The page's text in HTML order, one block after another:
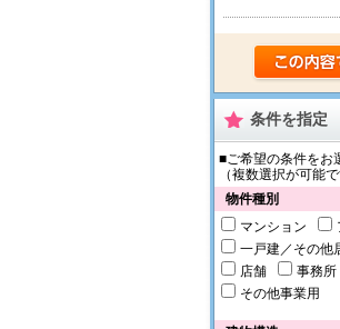
条件を指定
■ご希望の条件をお
（複数選択が可能で
物件種別
マンション
一戸建／その他
店舗
事務所
その他事業用